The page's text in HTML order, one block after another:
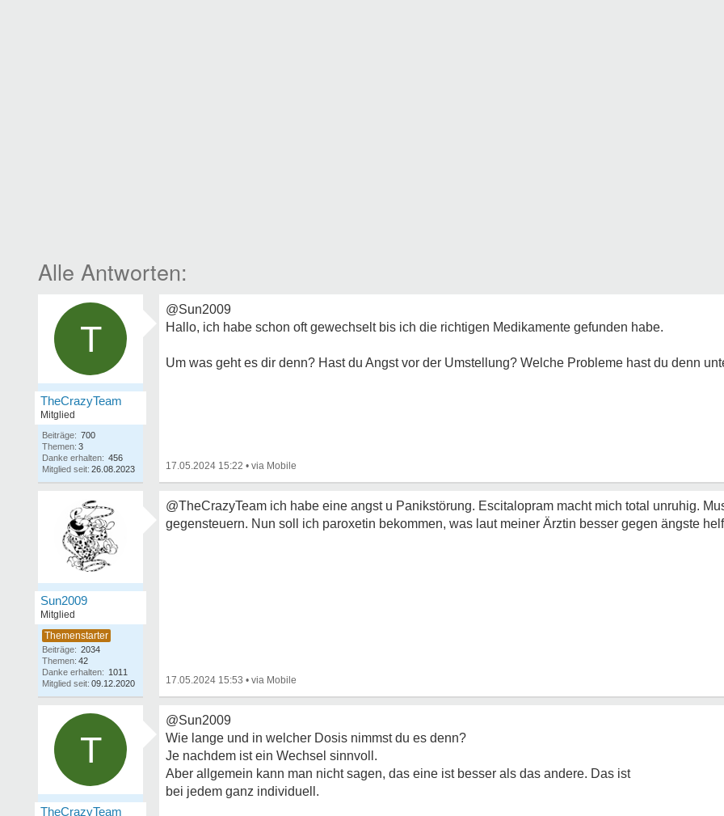
T
TheCrazyTeam
Mitglied
Beiträge: 700
Themen: 3
Danke erhalten: 456
Mitglied seit: 26.08.2023
@Sun2009
Hallo, ich habe schon oft gewechselt bis ich die richtigen Medikamente gefunden habe.
Um was geht es dir denn? Hast du Angst vor der Umstellung? Welche Probleme hast du denn
17.05.2024 15:22 •
Sun2009
Mitglied
Beiträge: 2034
Themen: 42
Danke erhalten: 1011
Mitglied seit: 09.12.2020
@TheCrazyTeam ich habe eine angst u Panikstörung. Escitalopram macht mich total unruhig.
gegensteuern. Nun soll ich paroxetin bekommen, was laut meiner Ärztin besser gegen ängste
17.05.2024 15:53 •
T
TheCrazyTeam
@Sun2009
Wie lange und in welcher Dosis nimmst du es denn?
Je nachdem ist ein Wechsel sinnvoll.
Aber allgemein kann man nicht sagen, das eine ist besser als das andere. Das ist
bei jedem ganz individuell.